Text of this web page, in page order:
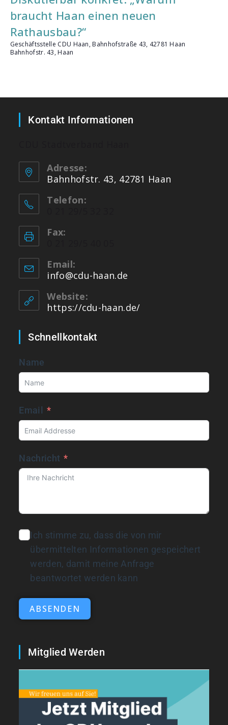
braucht Haan einen neuen
Rathausbau?“
Geschäftsstelle CDU Haan, Bahnhofstraße 43, 42781 Haan
Bahnhofstr. 43, Haan
Kontakt Informationen
Adresse:
Bahnhofstr. 43, 42781 Haan
Telefon:
Fax:
Email:
info@cdu-haan.de
Website:
https://cdu-haan.de/
Schnellkontakt
Name
Email
Nachricht
Ich stimme zu, dass die von mir
übermittelten Informationen gespeichert
werden, damit meine Anfrage
beantwortet werden kann
ABSENDEN
Mitglied Werden